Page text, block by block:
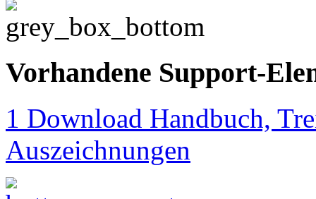
Vorhandene Support-
1 Download Handbuch,
Auszeichnungen